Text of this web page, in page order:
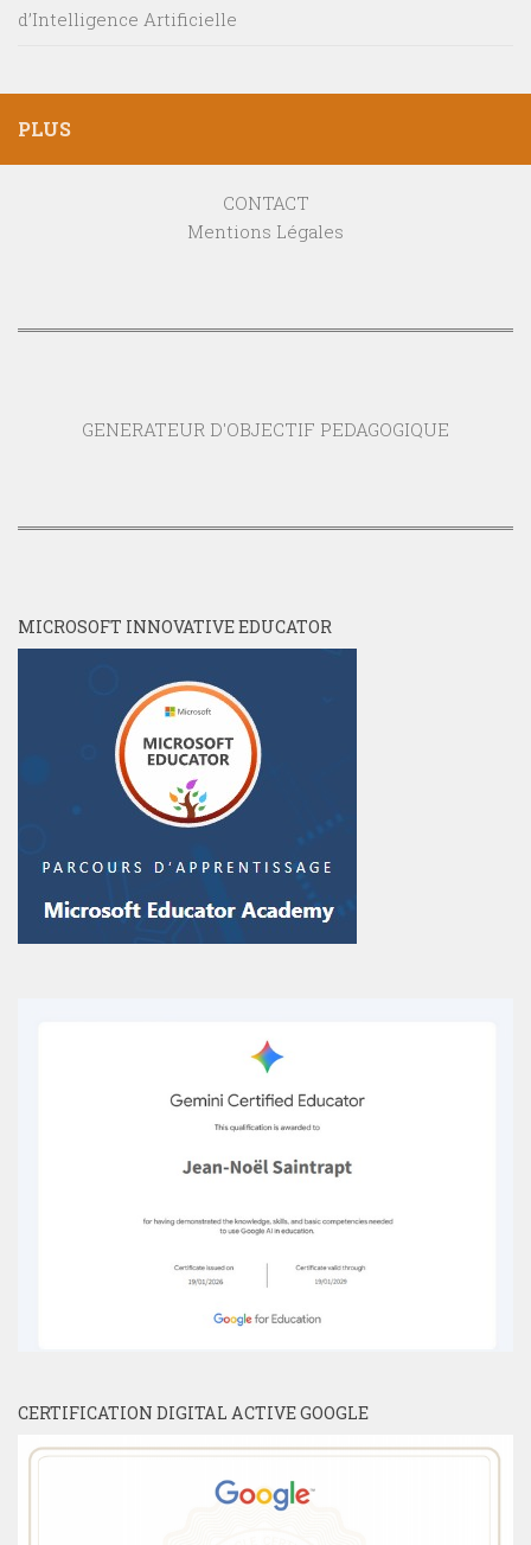
d’Intelligence Artificielle
PLUS
CONTACT
Mentions Légales
GENERATEUR D'OBJECTIF PEDAGOGIQUE
MICROSOFT INNOVATIVE EDUCATOR
CERTIFICATION DIGITAL ACTIVE GOOGLE